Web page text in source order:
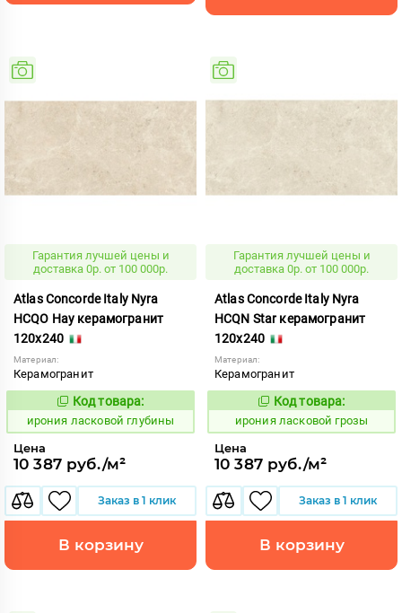
Гарантия лучшей цены и
доставка 0р. от 100 000р.
Atlas Concorde Italy Nyra
HCQO Hay керамогранит
120x240
Материал:
Керамогранит
1099017
Код товара:
ирония ласковой глубины
Цена
10 387 руб./м²
Заказ в 1 клик
В корзину
Гарантия лучшей цены и
доставка 0р. от 100 000р.
Atlas Concorde Italy Nyra
HCQN Star керамогранит
120x240
Материал:
Керамогранит
1099019
Код товара:
ирония ласковой грозы
Цена
10 387 руб./м²
Заказ в 1 клик
В корзину